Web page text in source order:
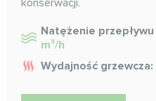
konserwacji.
Natężenie
m³/h
Wydajność grzewcza: